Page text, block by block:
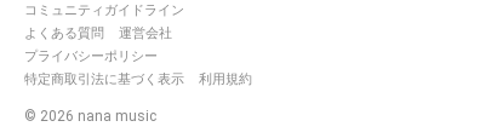
コミュニティガイドライン
よくある質問
運営会社
プライバシーポリシー
特定商取引法に基づく表示
利用規約
© 2026 nana music